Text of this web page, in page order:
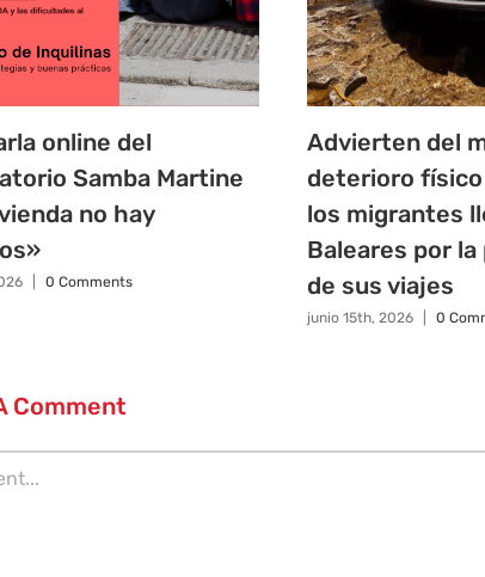
online del
Samba Martine
no hay
0 Comments
Advierten del
deterioro
los migrantes
Baleares por
de sus viajes
junio 15th, 2026 0
Comment